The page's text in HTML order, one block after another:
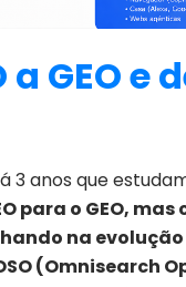
a GEO e
3 anos que
para o GEO,
na
(Omnisearch